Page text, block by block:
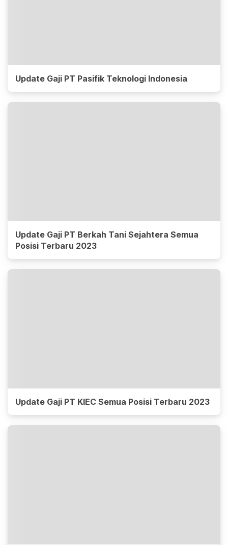
Update Gaji PT Pasifik Teknologi Indonesia
Update Gaji PT Berkah Tani Sejahtera Semua
Posisi Terbaru 2023
Update Gaji PT KIEC Semua Posisi Terbaru 2023